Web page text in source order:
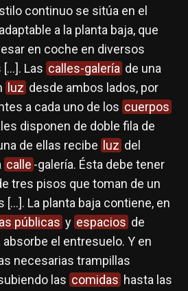
continuo se sitúa en el
a la planta baja, que
en coche en diversos
Las calles-galería de una
luz desde ambos lados, por
a cada uno de los cuerpos
disponen de doble fila de
de ellas recibe luz del
calle -galería. Ésta debe tener
tres pisos que toman de un
[...]. La planta baja contiene, en
públicas y espacios de
absorbe el entresuelo. Y en
necesarias trampillas
las comidas hasta las